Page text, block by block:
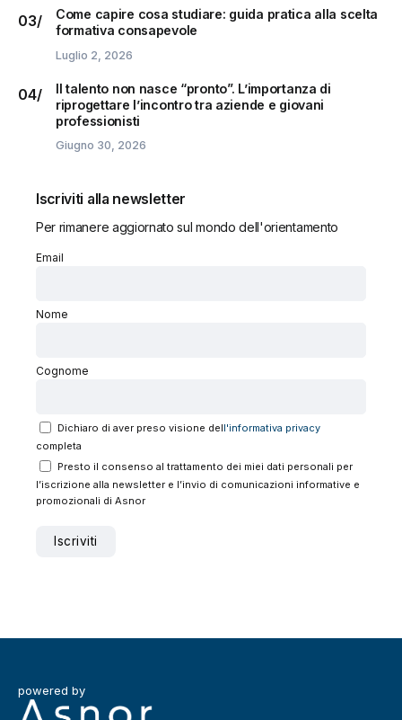
Come capire cosa studiare: guida pratica alla scelta
formativa consapevole
Luglio 2, 2026
Il talento non nasce “pronto”. L’importanza di
riprogettare l’incontro tra aziende e giovani
professionisti
Giugno 30, 2026
Iscriviti alla newsletter
Per rimanere aggiornato sul mondo dell'orientamento
Email
Nome
Cognome
Dichiaro di aver preso visione dell'informativa privacy
completa
Presto il consenso al trattamento dei miei dati personali per
l’iscrizione alla newsletter e l’invio di comunicazioni informative e
promozionali di Asnor
powered by